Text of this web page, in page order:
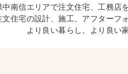
南信エリアで注文住宅、工務店
住宅の設計、施工、アフターフ
より良い暮らし、より良い